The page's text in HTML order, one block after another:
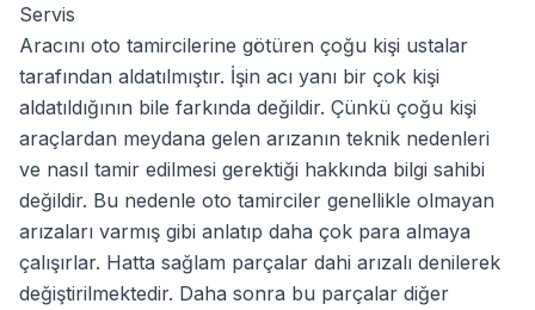
Servis
Aracını oto tamircilerine götüren çoğu kişi ustalar
tarafından aldatılmıştır. İşin acı yanı bir çok kişi
aldatıldığının bile farkında değildir. Çünkü çoğu kişi
araçlardan meydana gelen arızanın teknik nedenleri
ve nasıl tamir edilmesi gerektiği hakkında bilgi sahibi
değildir. Bu nedenle oto tamirciler genellikle olmayan
arızaları varmış gibi anlatıp daha çok para almaya
çalışırlar. Hatta sağlam parçalar dahi arızalı denilerek
değiştirilmektedir. Daha sonra bu parçalar diğer